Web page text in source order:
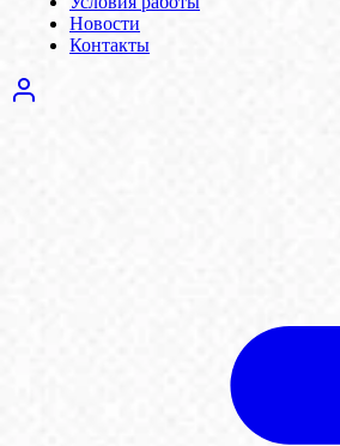
Новости
Контакты